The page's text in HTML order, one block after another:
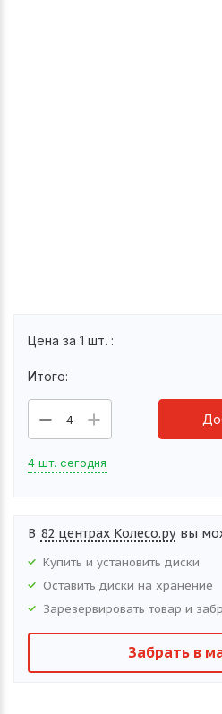
Цена за 1 шт. :
Итого:
4
4 шт. сегодня
В 82 центрах Колесо.ру вы
Купить и установить диски
Оставить диски на хранение
Зарезервировать товар и
Забрать в